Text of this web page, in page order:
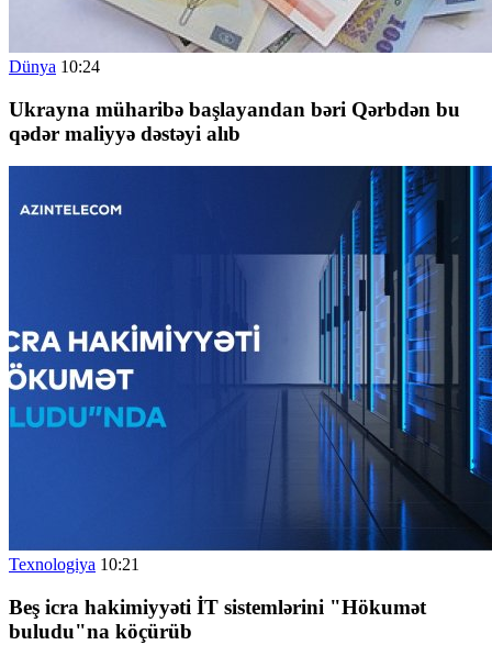
Dünya 10:24
Ukrayna müharibə başlayandan bəri Qərbdən bu
qədər maliyyə dəstəyi alıb
Texnologiya 10:21
Beş icra hakimiyyəti İT sistemlərini "Hökumət
buludu"na köçürüb